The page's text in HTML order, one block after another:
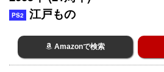
PS2 江戸もの
Amazonで検索